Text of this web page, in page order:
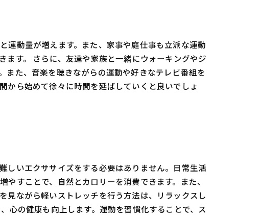
運動量が増えます。また、家事や庭仕事も立派な運動
す。 さらに、友達や家族と一緒にウォーキングやジ
また、音楽を聴きながらの運動や好きなテレビ番組を
から始めて徐々に時間を延ばしていくと良いでしょ
しいエクササイズをする必要はありません。日常生活
すことで、自然とカロリーを消費できます。また、
見ながら軽いストレッチを行う方法は、リラックスし
心の健康も向上します。運動を習慣化することで、ス